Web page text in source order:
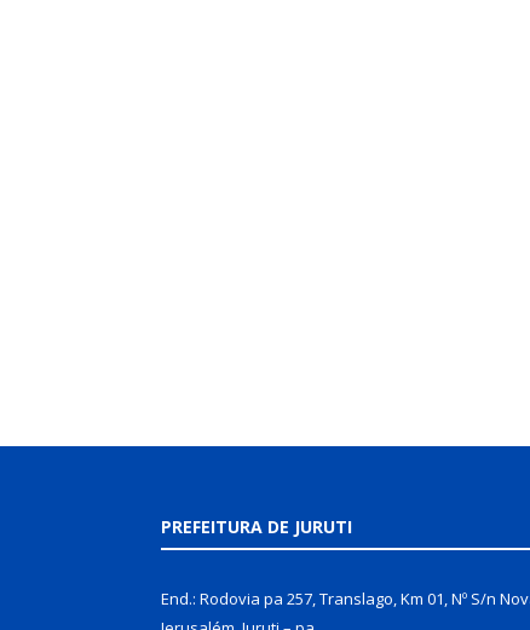
PREFEITURA DE JURUTI
End.: Rodovia pa 257, Translago, Km 01, Nº S/n